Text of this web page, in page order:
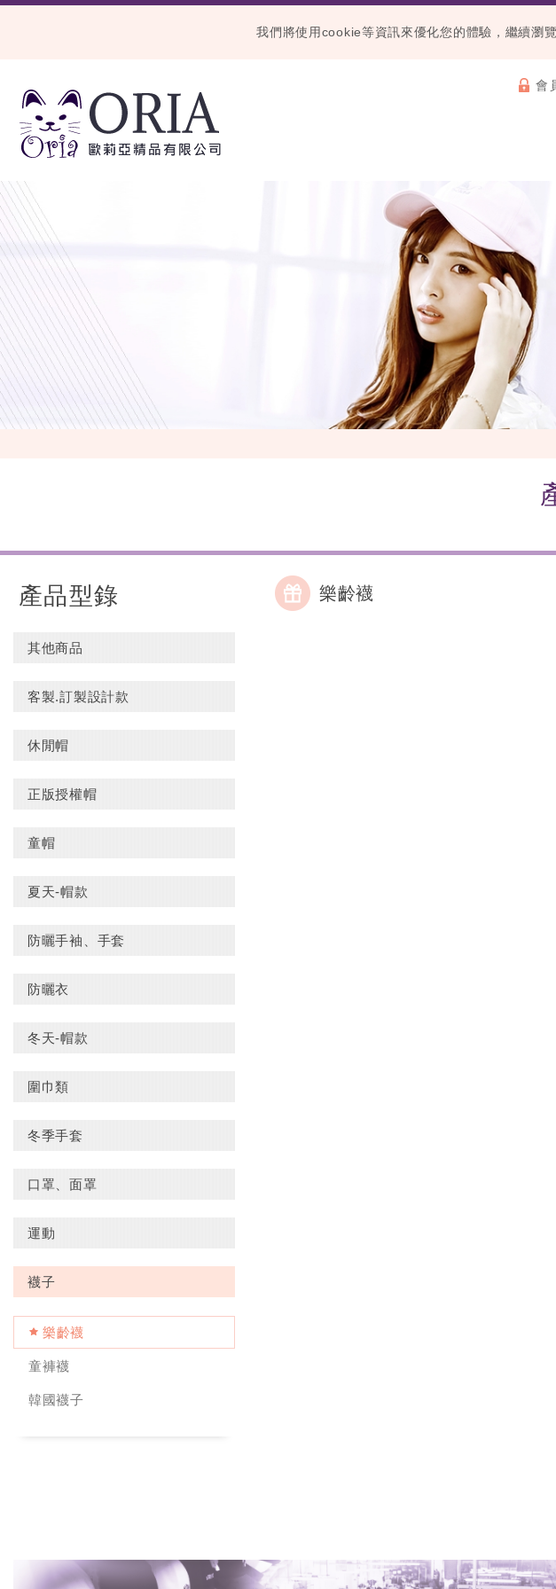
我們將使用cookie等資訊來優化您的體驗，繼續瀏
會
產品型錄
其他商品
客製.訂製設計款
休閒帽
正版授權帽
童帽
夏天-帽款
防曬手袖、手套
防曬衣
冬天-帽款
圍巾類
冬季手套
口罩、面罩
運動
襪子
樂齡襪
童褲襪
韓國襪子
樂齡襪